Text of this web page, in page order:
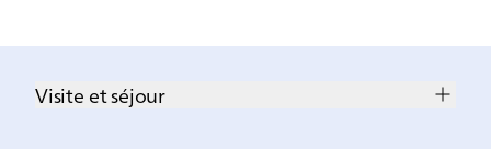
Visite et séjour